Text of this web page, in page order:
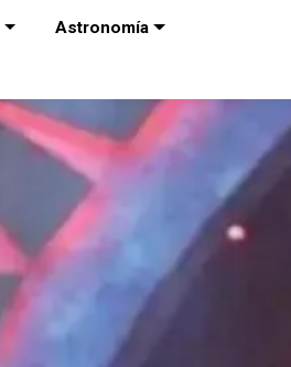
Astronomía